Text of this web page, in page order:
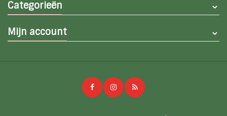
Categorieën
Mijn account